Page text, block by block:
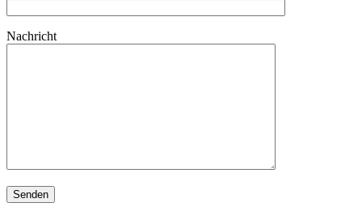
Nachricht